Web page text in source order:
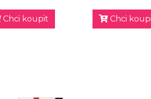
Chci koupit Chci